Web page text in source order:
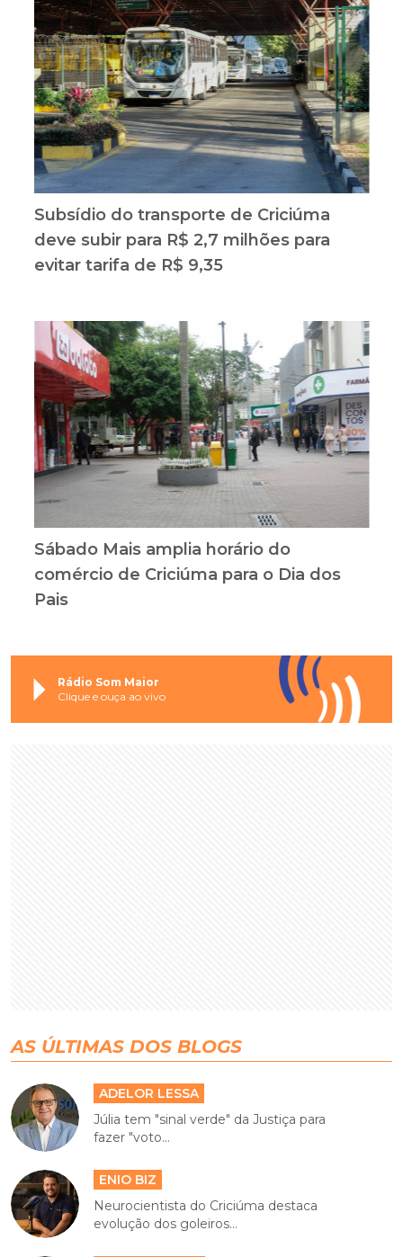
Subsídio do transporte de Criciúma
deve subir para R$ 2,7 milhões para
evitar tarifa de R$ 9,35
Sábado Mais amplia horário do
comércio de Criciúma para o Dia dos
Pais
Rádio Som Maior
Clique e ouça ao vivo
AS ÚLTIMAS DOS BLOGS
ADELOR LESSA
Júlia tem "sinal verde" da Justiça para
fazer "voto...
ENIO BIZ
Neurocientista do Criciúma destaca
evolução dos goleiros...